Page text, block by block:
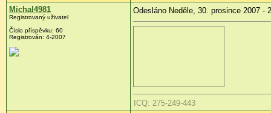
Michal4981
Registrovaný uživatel
Číslo příspěvku: 60
Registrován: 4-2007
Odesláno Neděle, 30. prosince 2007 -
ICQ: 275-249-443